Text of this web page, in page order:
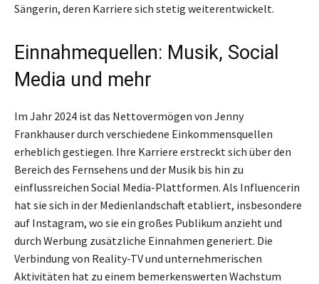
Sängerin, deren Karriere sich stetig weiterentwickelt.
Einnahmequellen: Musik, Social
Media und mehr
Im Jahr 2024 ist das Nettovermögen von Jenny
Frankhauser durch verschiedene Einkommensquellen
erheblich gestiegen. Ihre Karriere erstreckt sich über den
Bereich des Fernsehens und der Musik bis hin zu
einflussreichen Social Media-Plattformen. Als Influencerin
hat sie sich in der Medienlandschaft etabliert, insbesondere
auf Instagram, wo sie ein großes Publikum anzieht und
durch Werbung zusätzliche Einnahmen generiert. Die
Verbindung von Reality-TV und unternehmerischen
Aktivitäten hat zu einem bemerkenswerten Wachstum